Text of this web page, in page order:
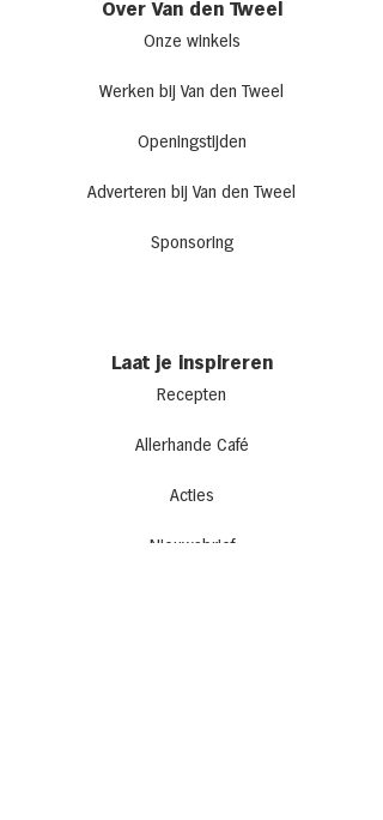
Over Van den Tweel
Onze winkels
Werken bij Van den Tweel
Openingstijden
Adverteren bij Van den Tweel
Sponsoring
Laat je inspireren
Recepten
Allerhande Café
Acties
Nieuwsbrief